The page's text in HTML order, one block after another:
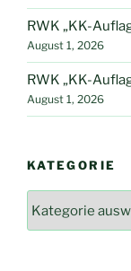
RWK „KK-
August 1, 2026
RWK „KK-
August 1, 2026
KATEGORIE